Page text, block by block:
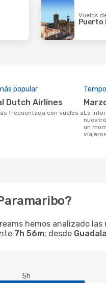
Vuelos
Puerto
popular
Dutch Airlines
La información de búsqueda de
un
hemos analizado
7h 56m; desde
5h